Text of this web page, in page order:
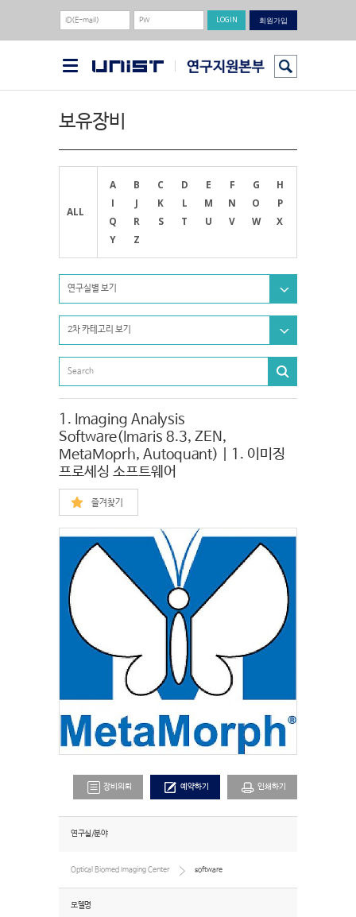
회원가입
보유장비
ALL
A B C D E F G
H
I
J K L M N O
P
Q
R S T U V W
X
Y
Z
연구실별 보기
2차 카테고리 보기
1. Imaging Analysis
Software(Imaris 8.3, ZEN,
MetaMoprh, Autoquant) | 1. 이미징
프로세싱 소프트웨어
즐겨찾기
장비의뢰 예약하기 인쇄하기
연구실/분야
Optical Biomed Imaging Center software
모델명